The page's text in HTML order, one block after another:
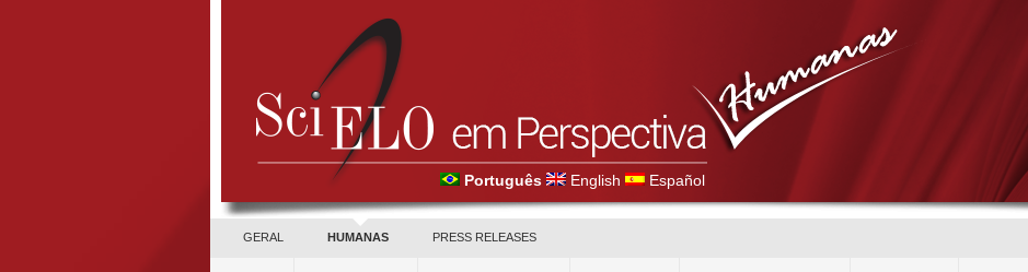
Português English Español
GERAL HUMANAS PRESS RELEASES